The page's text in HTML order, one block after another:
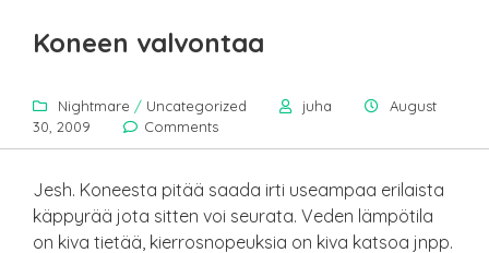
Koneen valvontaa
Nightmare / Uncategorized juha
August
30, 2009
Comments
Jesh. Koneesta pitää saada irti useampaa erilaista
käppyrää jota sitten voi seurata. Veden lämpötila
on kiva tietää, kierrosnopeuksia on kiva katsoa jnpp.